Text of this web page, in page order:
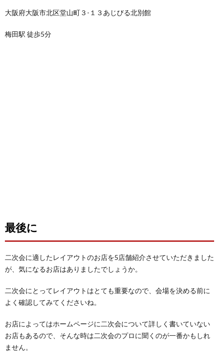
大阪府大阪市北区堂山町３-１３あじびる北別館
梅田駅 徒歩5分
最後に
二次会に適したレイアウトのお店を5店舗紹介させていただきました
が、気になるお店はありましたでしょうか。
二次会にとってレイアウトはとても重要なので、会場を決める前に
よく確認してみてくださいね。
お店によってはホームページに二次会について詳しく書いていない
お店もあるので、そんな時は二次会のプロに聞くのが一番かもしれ
ません。